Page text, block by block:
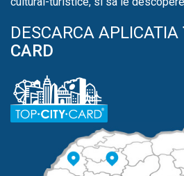
DESCARCA APLICATIA
CARD